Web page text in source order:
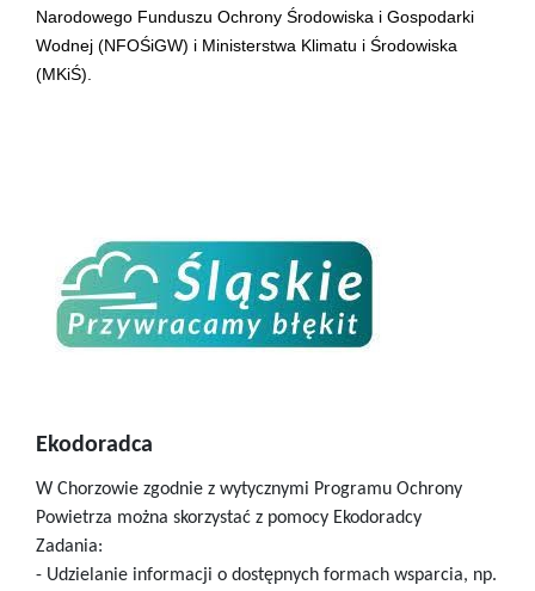
Narodowego Funduszu Ochrony Środowiska i Gospodarki
Wodnej (NFOŚiGW) i Ministerstwa Klimatu i Środowiska
(MKiŚ).
Ekodoradca
W Chorzowie zgodnie z wytycznymi Programu Ochrony
Powietrza można skorzystać z pomocy Ekodoradcy
Zadania:
- Udzielanie informacji o dostępnych formach wsparcia, np.